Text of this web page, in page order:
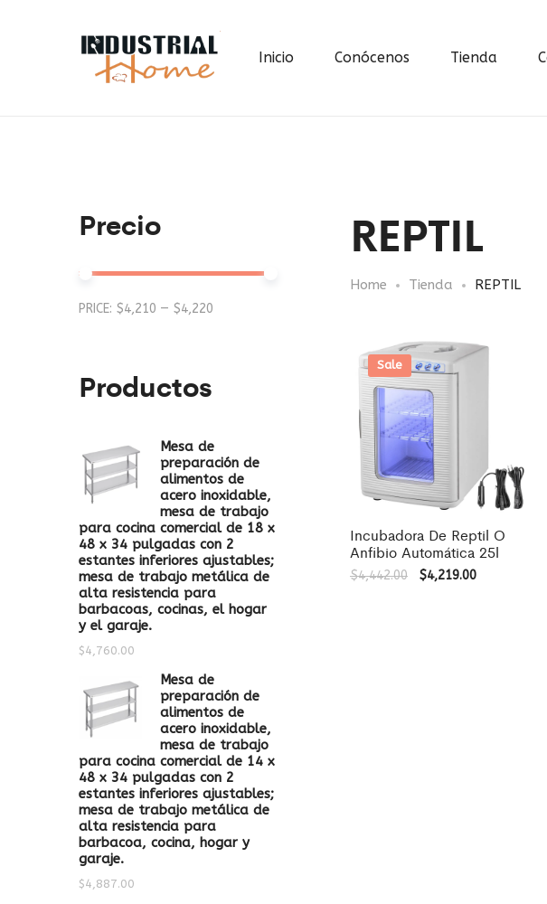
Inicio Conócenos Tienda
REPTIL
Home Tienda REPTIL
Sale
Incubadora De Reptil O
Anfibio Automática 25l
$4,442.00 $4,219.00
Precio
PRICE: $4,210 — $4,220
Productos
Mesa de
preparación de
alimentos de
acero inoxidable,
mesa de trabajo
para cocina comercial de 18 x
48 x 34 pulgadas con 2
estantes inferiores ajustables;
mesa de trabajo metálica de
alta resistencia para
barbacoas, cocinas, el hogar
y el garaje.
$4,760.00
Mesa de
preparación de
alimentos de
acero inoxidable,
mesa de trabajo
para cocina comercial de 14 x
48 x 34 pulgadas con 2
estantes inferiores ajustables;
mesa de trabajo metálica de
alta resistencia para
barbacoa, cocina, hogar y
garaje.
$4,887.00